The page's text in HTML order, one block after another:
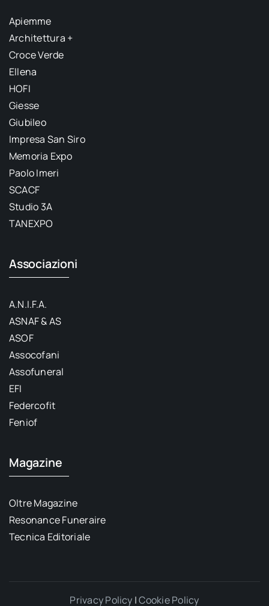
Apiemme
Architettura +
Croce Verde
Ellena
HOFI
Giesse
Giubileo
Impresa San Siro
Memoria Expo
Paolo Imeri
SCACF
Studio 3A
TANEXPO
Associazioni
A.N.I.F.A.
ASNAF & AS
ASOF
Assocofani
Assofuneral
EFI
Federcofit
Feniof
Magazine
Oltre Magazine
Resonance Funeraire
Tecnica Editoriale
Privacy Policy |Cookie Policy